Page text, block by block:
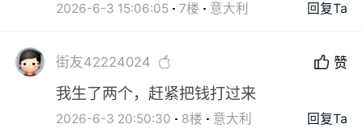
2026-6-3 15:06:05 7楼 意大利 回复Ta
街友42224024 赞
我生了两个，赶紧把钱打过来
2026-6-3 20:50:30 8楼 意大利 回复Ta